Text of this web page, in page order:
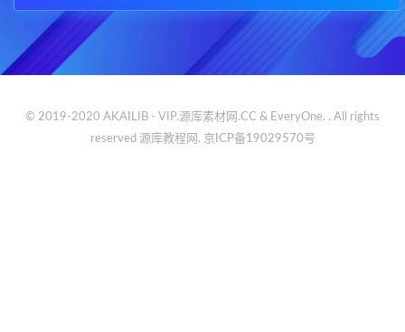
© 2019-2020 AKAILIB - VIP.源库素材网.CC & EveryOne. . All rights
reserved 源库教程网. 京ICP备19029570号